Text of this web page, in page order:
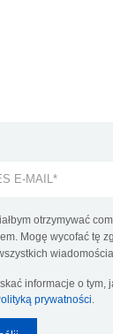
otrzymywać
Mogę wycofać tę
informacje o tym,
prywatności